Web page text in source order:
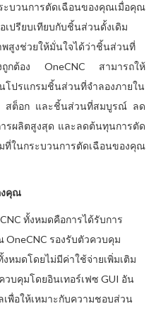
บวนการตัดเฉือนของคุณเมื่อคุณ
เปรียบเทียบกับชิ้นส่วนดั้งเดิม
พสูงช่วยให้มั่นใจได้ว่าชิ้นส่วนที่
ถูกต้อง OneCNC สามารถให้
โปรแกรมชิ้นส่วนที่จำลองภายใน
สต็อก และชิ้นส่วนที่สมบูรณ์ ลด
รผลิตสูงสุด และลดต้นทุนการตัด
ที่ในกระบวนการตัดเฉือนของคุณ
งคุณ
ทั้งหมดคือการได้รับการ
รองรับตัวควบคุม
หมดโดยไม่มีค่าใช้จ่ายเพิ่มเติม
วบคุมโดยอินเทอร์เฟซ GUI อัน
พื่อให้เหมาะกับความชอบส่วน